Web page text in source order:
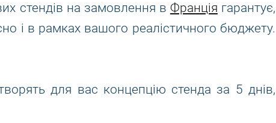
стендів на замовлення в Франція гарантує,
і в рамках вашого реалістичного бюджету.
для вас концепцію стенда за 5 днів,